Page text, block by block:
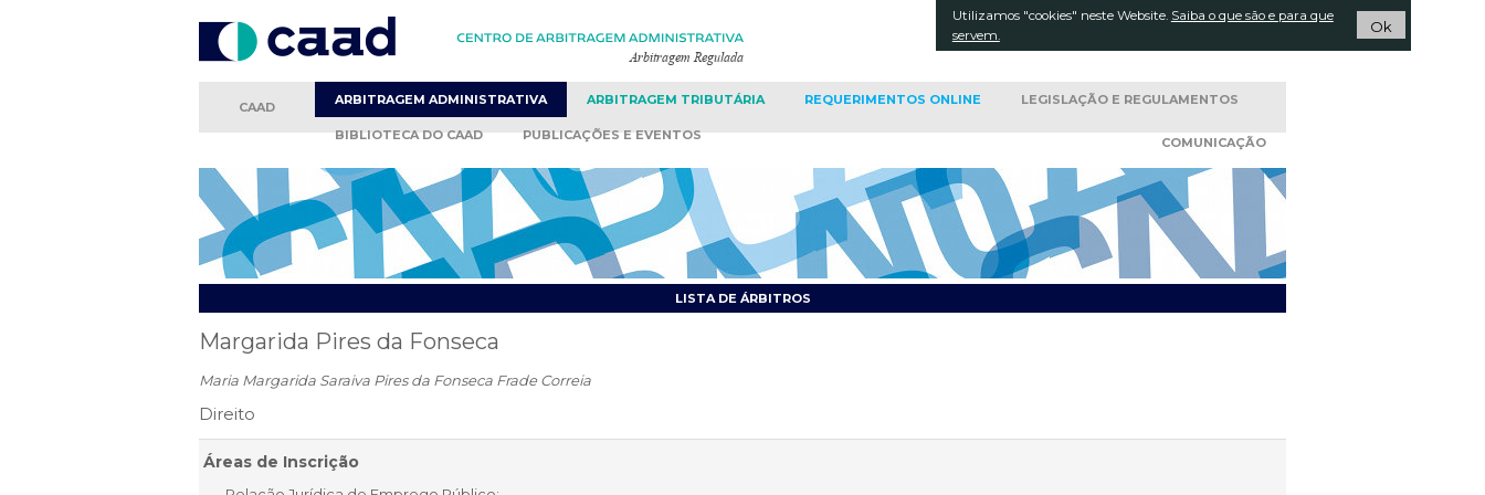
Pesquisar...
CONTACTOS
CAAD ARBITRAGEM ADMINISTRATIVA ARBITRAGEM TRIBUTÁRIA REQUERIMENTOS ONLINE LEGISLAÇÃO E REGULAMENTOS
BIBLIOTECA DO CAAD PUBLICAÇÕES E EVENTOS COMUNICAÇÃO
LISTA DE ÁRBITROS
Margarida Pires da Fonseca
Maria Margarida Saraiva Pires da Fonseca Frade Correia
Direito
Áreas de Inscrição
Utilizamos "cookies" neste Website. Saiba o que são e para que
servem.
Ok